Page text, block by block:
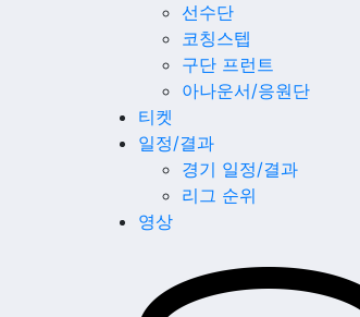
선수단
코칭스텝
구단 프런트
아나운서/응원단
티켓
일정/결과
경기 일정/결과
리그 순위
영상